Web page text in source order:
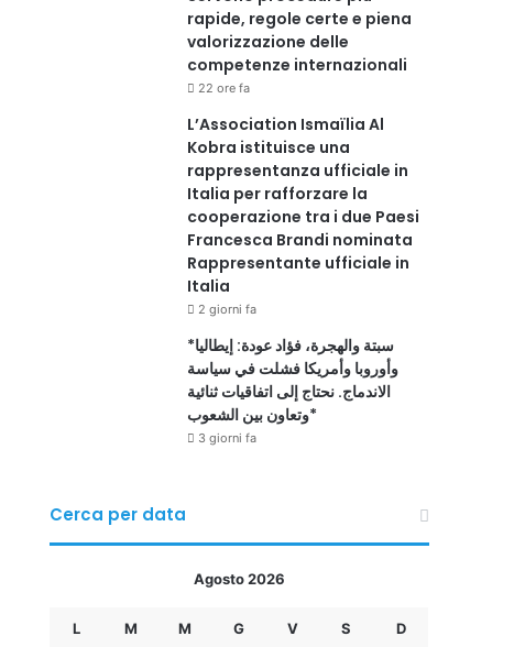
rapide, regole certe e piena
valorizzazione delle
competenze internazionali
22 ore fa
L’Association Ismaïlia Al
Kobra istituisce una
rappresentanza ufficiale in
Italia per rafforzare la
cooperazione tra i due Paesi
Francesca Brandi nominata
Rappresentante ufficiale in
Italia
2 giorni fa
*سبتة والهجرة، فؤاد عودة: إيطاليا
وأوروبا وأمريكا فشلت في سياسة
الاندماج. نحتاج إلى اتفاقيات ثنائية
وتعاون بين الشعوب*
3 giorni fa
Cerca per data
Agosto 2026
L M M G V S D